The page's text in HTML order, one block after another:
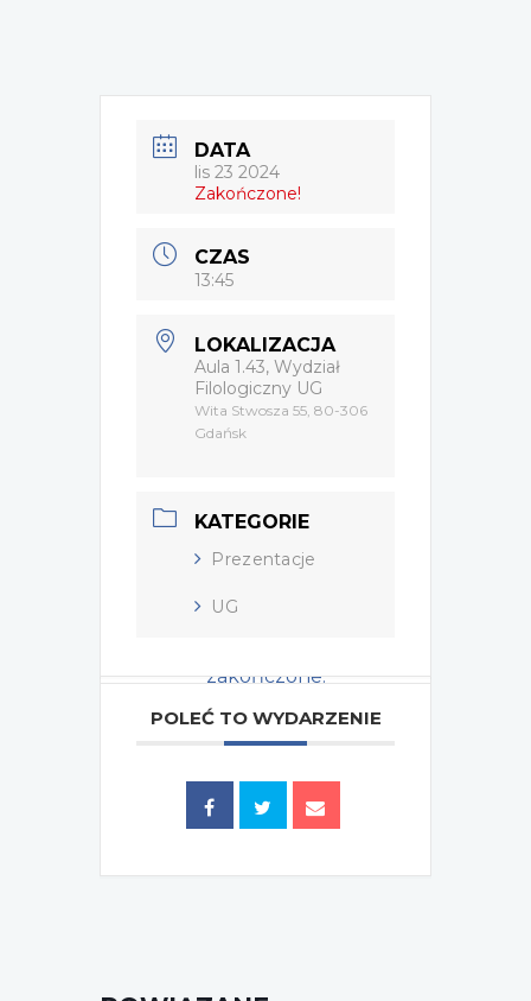
DATA
lis 23 2024
Zakończone!
CZAS
13:45
LOKALIZACJA
Aula 1.43, Wydział
Filologiczny UG
Wita Stwosza 55, 80-306
Gdańsk
KATEGORIE
Prezentacje
UG
zakończone.
POLEĆ TO WYDARZENIE